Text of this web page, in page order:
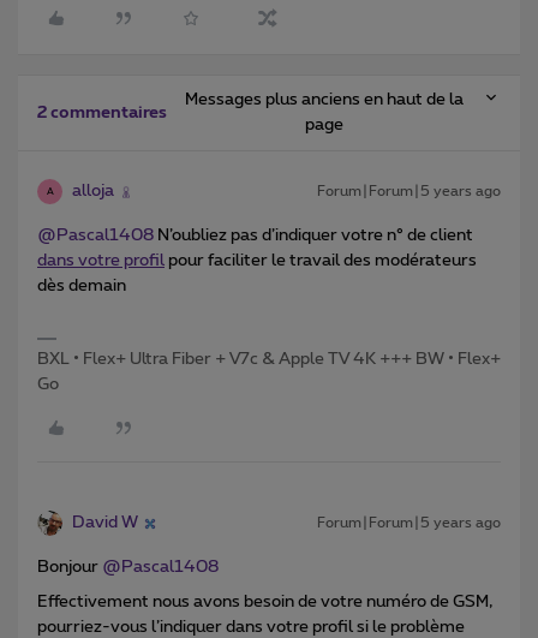
2 commentaires
Messages plus anciens en haut de la
page
A alloja Forum|Forum|5 years ago
@Pascal1408 N’oubliez pas d’indiquer votre n° de client
dans votre profil pour faciliter le travail des modérateurs
dès demain
BXL • Flex+ Ultra Fiber + V7c & Apple TV 4K +++ BW • Flex+
Go
David W Forum|Forum|5 years ago
Bonjour @Pascal1408
Effectivement nous avons besoin de votre numéro de GSM,
pourriez-vous l’indiquer dans votre profil si le problème